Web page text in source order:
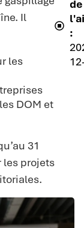
Il
les
DOM et
31
les projets
de
: